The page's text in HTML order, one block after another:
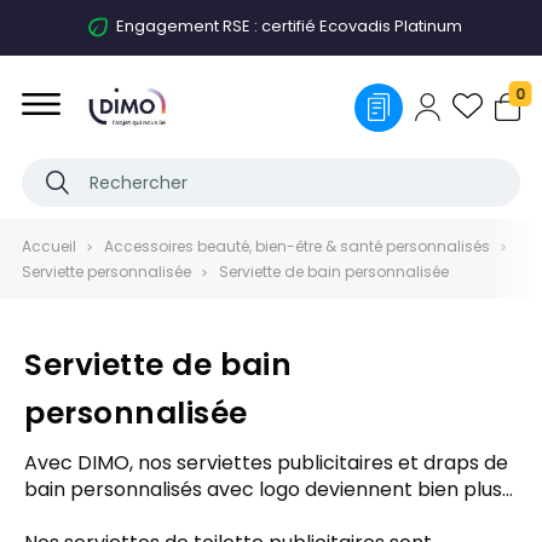
Engagement RSE : certifié Ecovadis Platinum
0
Accueil
Accessoires beauté, bien-être & santé personnalisés
Serviette personnalisée
Serviette de bain personnalisée
Serviette de bain
personnalisée
Avec DIMO, nos serviettes publicitaires et draps de
bain personnalisés avec logo deviennent bien plus